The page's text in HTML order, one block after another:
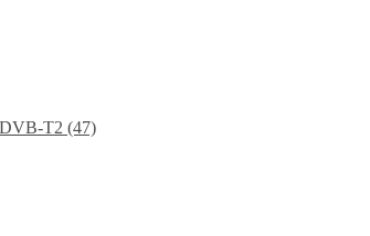
T2 (47)